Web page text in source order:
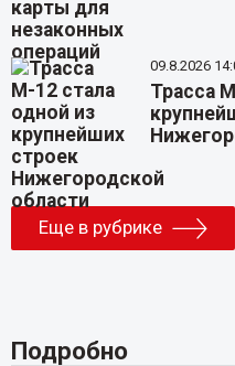
09.8.2026
Трасса
Еще в рубрике
Подробно